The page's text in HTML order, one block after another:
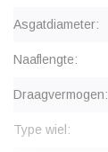
Asgatdiameter:
Naaflengte:
Draagvermogen:
Type wiel: